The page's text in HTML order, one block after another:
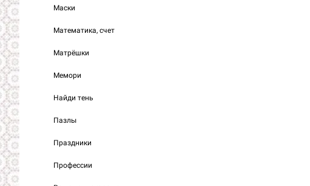
Маски
Математика, счет
Матрёшки
Мемори
Найди тень
Пазлы
Праздники
Профессии